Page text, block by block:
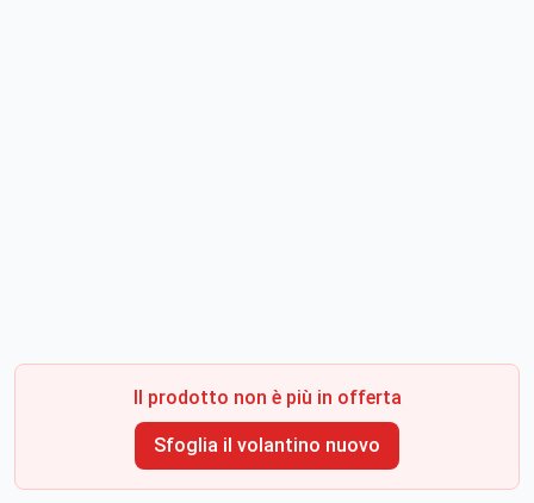
Il prodotto non è più in offerta
Sfoglia il volantino nuovo